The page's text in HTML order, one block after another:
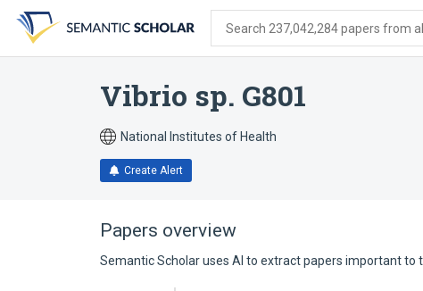
search
form
content
account
menu
Search 237,042,284 papers from
Vibrio sp. G801
National Institutes of Health
Create Alert
Papers overview
Semantic Scholar uses AI to extract papers important to